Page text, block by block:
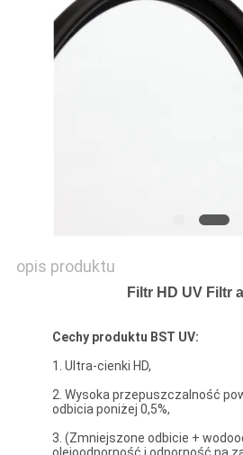
PRIVACY
opis produktu
Filtr HD UV Filtr
Cechy produktu BST UV:
1. Ultra-cienki HD,
2. Wysoka przepuszczalność
odbicia poniżej 0,5%,
3. (Zmniejszone odbicie +